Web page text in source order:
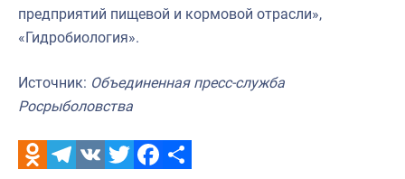
предприятий пищевой и кормовой отрасли»,
«Гидробиология».
Источник: Объединенная пресс-служба
Росрыболовства